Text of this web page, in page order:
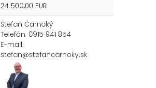
24 500,00 EUR
Štefan Čarnoký
Telefón: 0915 941 854
E-mail:
stefan@stefancarnoky.sk